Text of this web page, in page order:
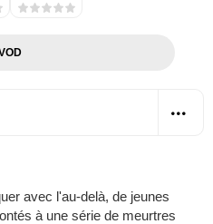
avec l'au-delà, de jeunes
à une série de meurtres